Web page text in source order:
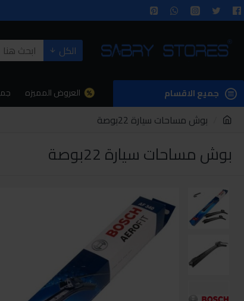
الكل
جميع الاقسام العروض المميزه
بوش مساحات سيارة 22بوصة
بوش مساحات سيارة 22بوصة